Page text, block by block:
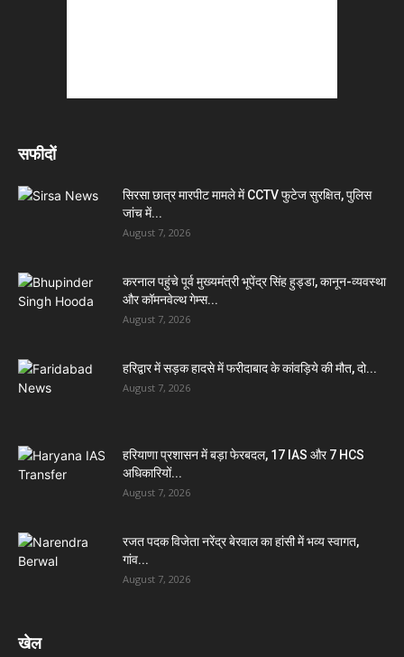
सफीदों
सिरसा छात्र मारपीट मामले में CCTV फुटेज सुरक्षित, पुलिस
जांच में...
August 7, 2026
करनाल पहुंचे पूर्व मुख्यमंत्री भूपेंद्र सिंह हुड्डा, कानून-व्यवस्था
और कॉमनवेल्थ गेम्स...
August 7, 2026
हरिद्वार में सड़क हादसे में फरीदाबाद के कांवड़िये की मौत, दो...
August 7, 2026
हरियाणा प्रशासन में बड़ा फेरबदल, 17 IAS और 7 HCS
अधिकारियों...
August 7, 2026
रजत पदक विजेता नरेंद्र बेरवाल का हांसी में भव्य स्वागत,
गांव...
August 7, 2026
खेल